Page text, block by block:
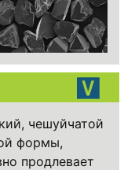
чешуйчатой
формы,
продлевает